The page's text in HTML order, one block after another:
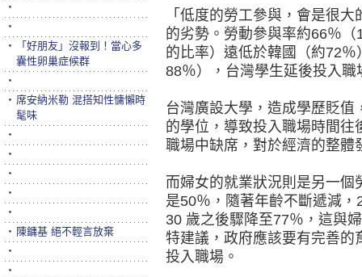
「低度的勞工參與，會是很
的劣勢。勞動參與率約66％
的比率）遠低於韓國（約72
88％），台灣學生延後投入
台灣廣設大學，造成學歷貶
的學位，導致投入職場時間
職場中缺席，對於經濟的整體
而婦女的就業狀況則是另一
是50％，隨著年齡不斷遞減
30 歲之後驟降至77％，這與
特建議，政府應該要有完善的
投入職場。
‧
‧
‧
「好朋友」沒報到！當心多
囊性卵巢症候群
‧
‧ 席安納米勒 混搭知性慵懶時
髦味
‧
‧
‧
‧
‧
‧ 陳鏞基 絕不輕言放棄
‧
‧